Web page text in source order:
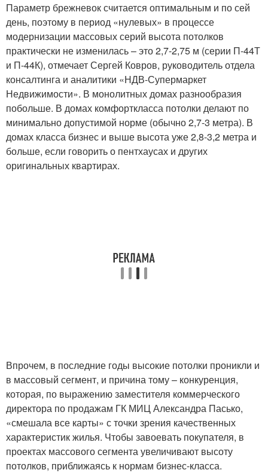
Параметр брежневок считается оптимальным и по сей
день, поэтому в период «нулевых» в процессе
модернизации массовых серий высота потолков
практически не изменилась – это 2,7-2,75 м (серии П-44Т
и П-44К), отмечает Сергей Ковров, руководитель отдела
консалтинга и аналитики «НДВ-Супермаркет
Недвижимости». В монолитных домах разнообразия
побольше. В домах комфорткласса потолки делают по
минимально допустимой норме (обычно 2,7-3 метра). В
домах класса бизнес и выше высота уже 2,8-3,2 метра и
больше, если говорить о пентхаусах и других
оригинальных квартирах.
Впрочем, в последние годы высокие потолки проникли и
в массовый сегмент, и причина тому – конкуренция,
которая, по выражению заместителя коммерческого
директора по продажам ГК МИЦ Александра Пасько,
«смешала все карты» с точки зрения качественных
характеристик жилья. Чтобы завоевать покупателя, в
проектах массового сегмента увеличивают высоту
потолков, приближаясь к нормам бизнес-класса.